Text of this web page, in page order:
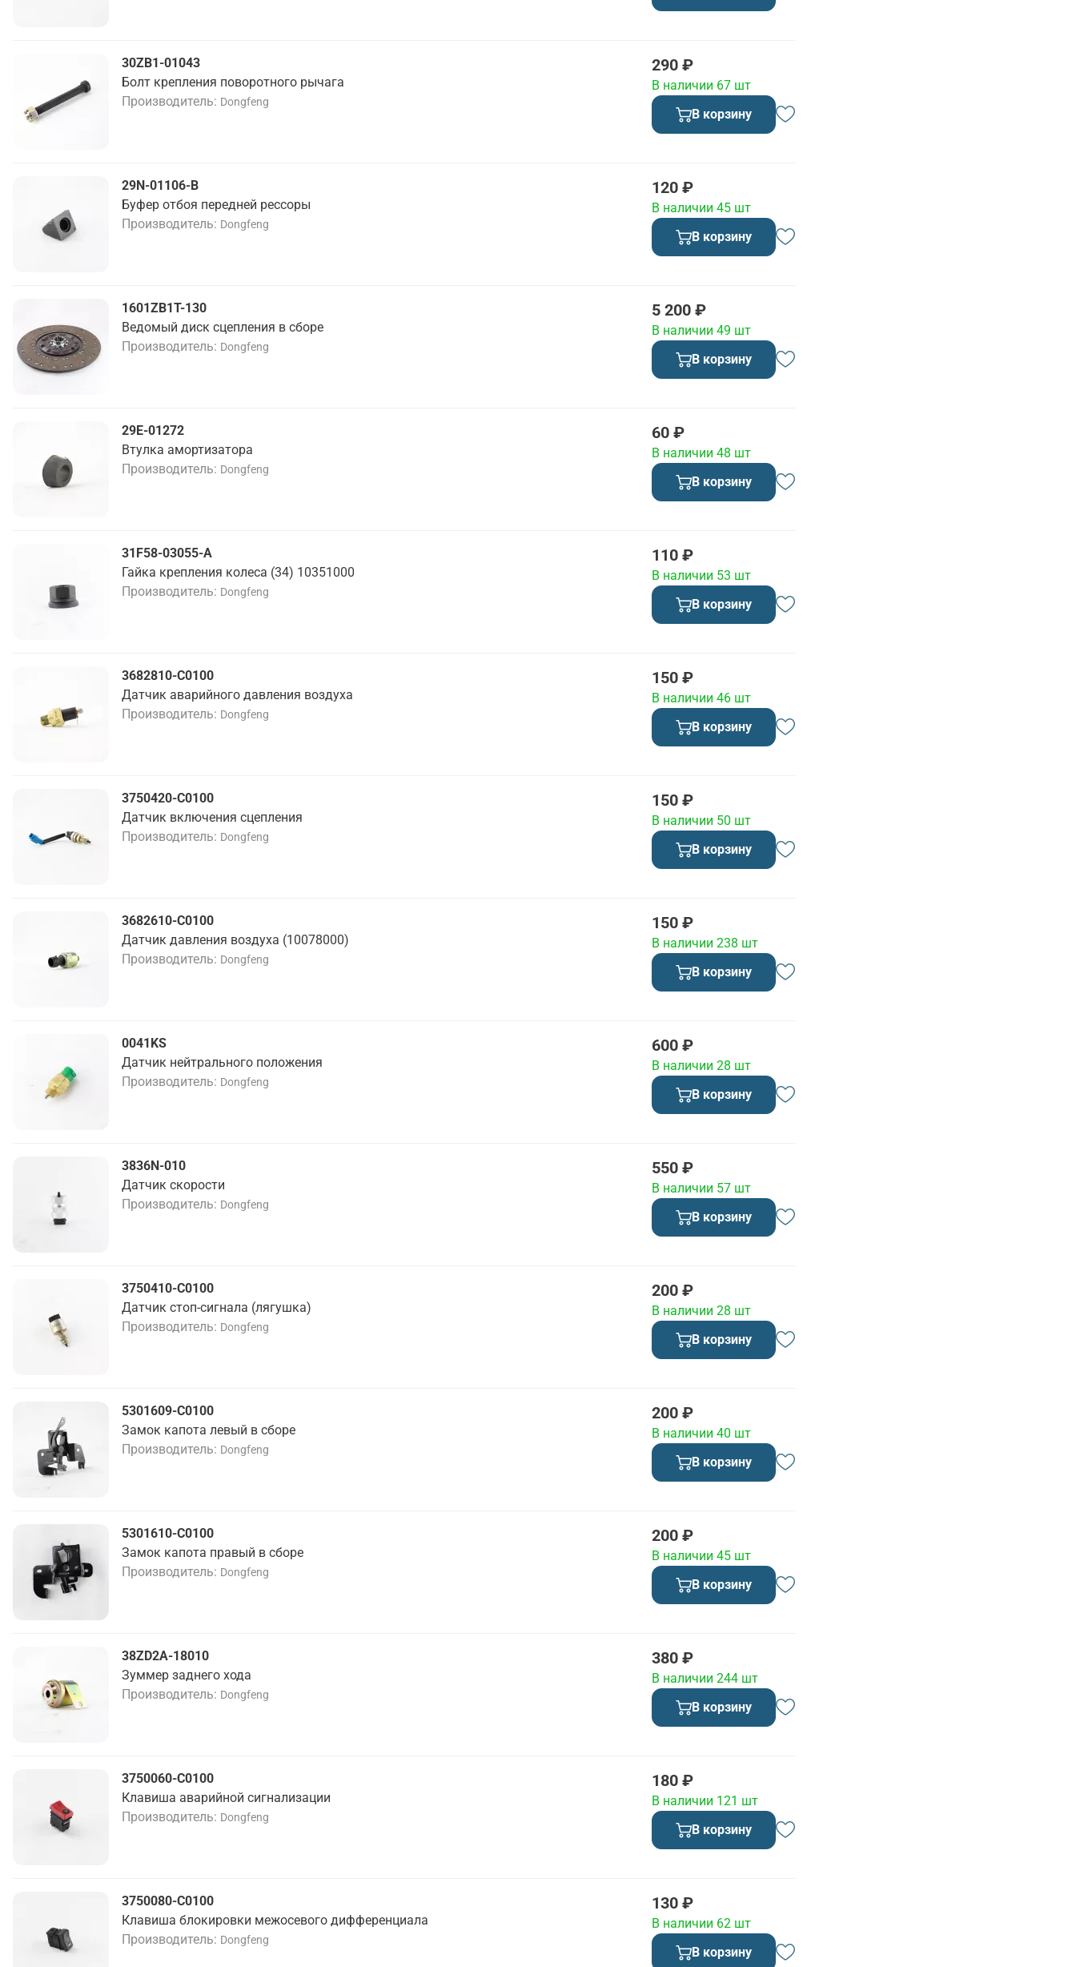
30ZB1-01043
Болт крепления поворотного рычага
Производитель
Dongfeng
290 ₽
В наличии 67 шт
В корзину
29N-01106-B
Буфер отбоя передней рессоры
Производитель
Dongfeng
120 ₽
В наличии 45 шт
В корзину
1601ZB1T-130
Ведомый диск сцепления в сборе
Производитель
Dongfeng
5 200 ₽
В наличии 49 шт
В корзину
29E-01272
Втулка амортизатора
Производитель
Dongfeng
60 ₽
В наличии 48 шт
В корзину
31F58-03055-A
Гайка крепления колеса (34) 10351000
Производитель
Dongfeng
110 ₽
В наличии 53 шт
В корзину
3682810-C0100
Датчик аварийного давления воздуха
Производитель
Dongfeng
150 ₽
В наличии 46 шт
В корзину
3750420-C0100
Датчик включения сцепления
Производитель
Dongfeng
150 ₽
В наличии 50 шт
В корзину
3682610-C0100
Датчик давления воздуха (10078000)
Производитель
Dongfeng
150 ₽
В наличии 238 шт
В корзину
0041KS
Датчик нейтрального положения
Производитель
Dongfeng
600 ₽
В наличии 28 шт
В корзину
3836N-010
Датчик скорости
Производитель
Dongfeng
550 ₽
В наличии 57 шт
В корзину
3750410-C0100
Датчик стоп-сигнала (лягушка)
Производитель
Dongfeng
200 ₽
В наличии 28 шт
В корзину
5301609-C0100
Замок капота левый в сборе
Производитель
Dongfeng
200 ₽
В наличии 40 шт
В корзину
5301610-C0100
Замок капота правый в сборе
Производитель
Dongfeng
200 ₽
В наличии 45 шт
В корзину
38ZD2A-18010
Зуммер заднего хода
Производитель
Dongfeng
380 ₽
В наличии 244 шт
В корзину
3750060-C0100
Клавиша аварийной сигнализации
Производитель
Dongfeng
180 ₽
В наличии 121 шт
В корзину
3750080-C0100
Клавиша блокировки межосевого дифференциала
Производитель
Dongfeng
130 ₽
В наличии 62 шт
В корзину